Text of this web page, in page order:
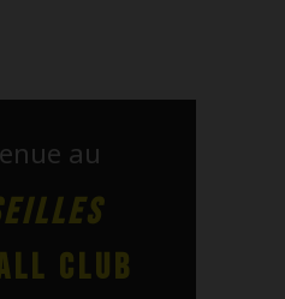
au
CLUB